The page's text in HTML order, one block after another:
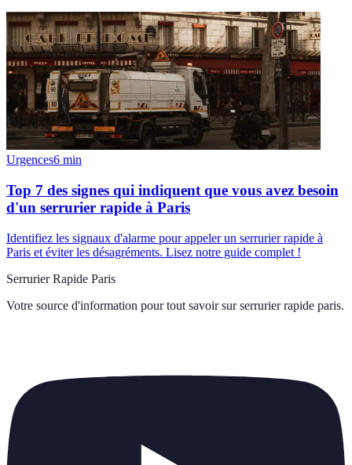
Urgences6 min
Top 7 des signes qui indiquent que vous avez besoin
d'un serrurier rapide à Paris
Identifiez les signaux d'alarme pour appeler un serrurier rapide à
Paris et éviter les désagréments. Lisez notre guide complet !
Serrurier Rapide Paris
Votre source d'information pour tout savoir sur serrurier rapide paris.